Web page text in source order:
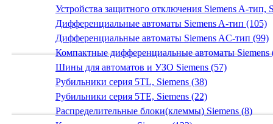
Устройства защитного отключения Siemens A-тип,
Дифференциальные автоматы Siemens A-тип (105)
Дифференциальные автоматы Siemens AС-тип (99)
Компактные дифференциальные автоматы Siemens
Шины для автоматов и УЗО Siemens (57)
Рубильники серия 5TL, Siemens (38)
Рубильники серия 5TE, Siemens (22)
Распределительные блоки(клеммы) Siemens (8)